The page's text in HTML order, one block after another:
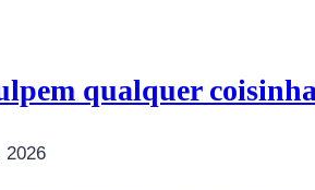
qualquer
2026